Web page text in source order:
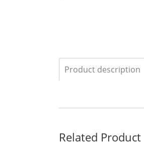
Product description
Related Product